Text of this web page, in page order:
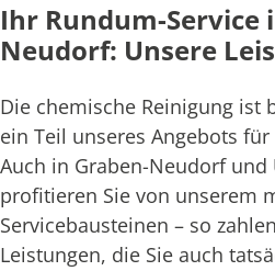
Ihr Rundum-Service
Neudorf: Unsere
Die chemische Reinigung ist
ein Teil unseres Angebots
Auch in Graben-Neudorf und
profitieren Sie von unserem
Servicebausteinen – so
Leistungen, die Sie auch